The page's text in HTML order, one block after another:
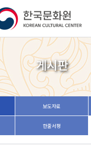
게시판
보도자료
한줄서평